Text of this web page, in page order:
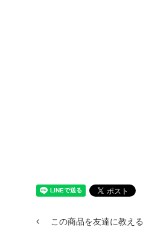
この商品を友達に教える